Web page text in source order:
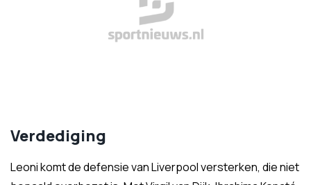
Verdediging
Leoni komt de defensie van Liverpool versterken, die niet